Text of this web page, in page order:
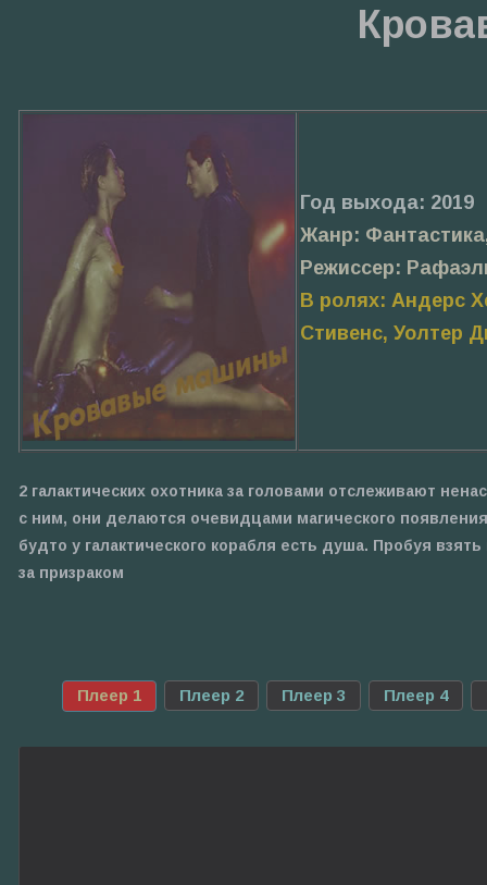
Год выхода: 2019
Жанр:
Режиссер:
В ролях: Андерс
Стивенс, Уолтер
2 галактических охотника за головами отслеживают
с ним, они делаются очевидцами магического
будто у галактического корабля есть душа. Пробуя
за призраком
Плеер 1 Плеер 2 Плеер 3 Плеер 4